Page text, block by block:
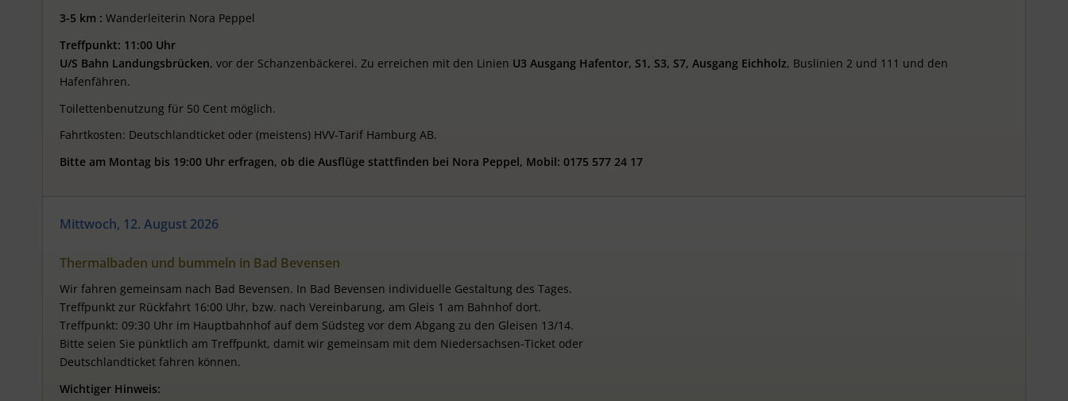
3-5 km :Wanderleiterin Nora Peppel
Treffpunkt: 11:00 Uhr
U/S Bahn Landungsbrücken, vor der Schanzenbäckerei. Zu erreichen mit den Linien U3 Ausgang Hafentor, S1, S3, S7, Ausgang Eichholz, Buslinien 2 und 111 und den
Hafenfähren.
Toilettenbenutzung für 50 Cent möglich.
Fahrtkosten: Deutschlandticket oder (meistens) HVV-Tarif Hamburg AB.
Bitte am Montag bis 19:00 Uhr erfragen, ob die Ausflüge stattfinden bei Nora Peppel, Mobil: 0175 577 24 17
Mittwoch, 12. August 2026
Thermalbaden und bummeln in Bad Bevensen
Wir fahren gemeinsam nach Bad Bevensen. In Bad Bevensen individuelle Gestaltung des Tages.
Treffpunkt zur Rückfahrt 16:00 Uhr, bzw. nach Vereinbarung, am Gleis 1 am Bahnhof dort.
Treffpunkt: 09:30 Uhr im Hauptbahnhof auf dem Südsteg vor dem Abgang zu den Gleisen 13/14.
Bitte seien Sie pünktlich am Treffpunkt, damit wir gemeinsam mit dem Niedersachsen-Ticket oder
Deutschlandticket fahren können.
Wichtiger Hinweis: